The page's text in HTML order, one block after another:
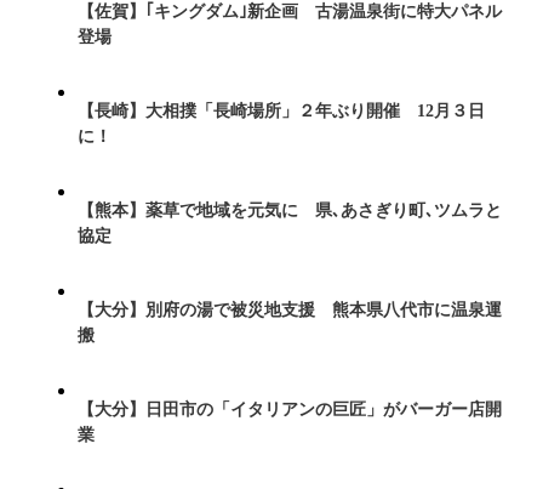
【佐賀】｢キングダム｣新企画 古湯温泉街に特大パネル
登場
【長崎】大相撲「長崎場所」２年ぶり開催 12月３日
に！
【熊本】薬草で地域を元気に 県､あさぎり町､ツムラと
協定
【大分】別府の湯で被災地支援 熊本県八代市に温泉運
搬
【大分】日田市の「イタリアンの巨匠」がバーガー店開
業